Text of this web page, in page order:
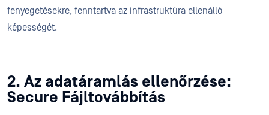
fenyegetésekre, fenntartva az infrastruktúra ellenálló
képességét.
2. Az adatáramlás ellenőrzése:
Secure Fájltovábbítás